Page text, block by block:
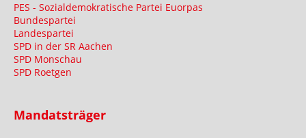
PES - Sozialdemokratische Partei Euorpas
Bundespartei
Landespartei
SPD in der SR Aachen
SPD Monschau
SPD Roetgen
Mandatsträger